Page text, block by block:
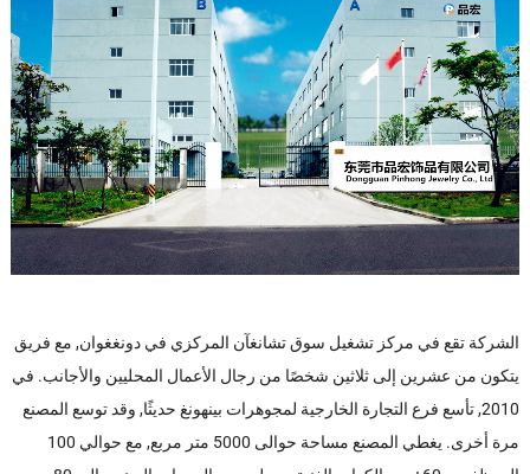
الشركة تقع في مركز تشغيل سوق تشانغآن المركزي في دونغغوان, مع فريق
يتكون من عشرين إلى ثلاثين شخصًا من رجال الأعمال المحليين والأجانب. في
2010, تأسع فرع التجارة الخارجية لمجوهرات بينهونغ حديثًا, وقد توسع المصنع
مرة أخرى. يغطي المصنع مساحة حوالى 5000 متر مربع, مع حوالي 100